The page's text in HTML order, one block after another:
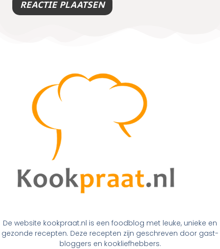
De website kookpraat.nl is een foodblog met leuke, unieke en
gezonde recepten. Deze recepten zijn geschreven door gast-
bloggers en kookliefhebbers.